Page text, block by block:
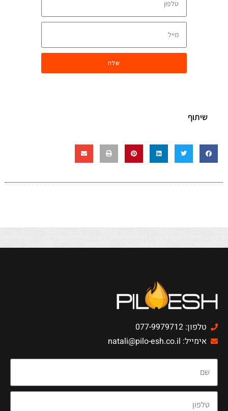
שלח
שיתוף
טלפון: 077-9979712
אימייל: natali@pilo-esh.co.il